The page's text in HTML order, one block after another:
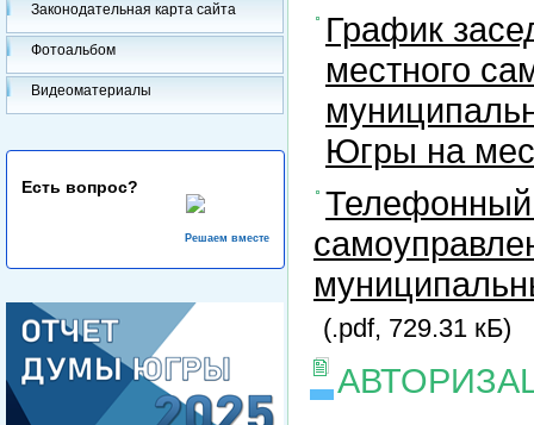
Законодательная карта сайта
Фотоальбом
Видеоматериалы
Есть вопрос?
Решаем вместе
График
местного
Югры на
Телефонный
(.pdf, 729.31 кБ)